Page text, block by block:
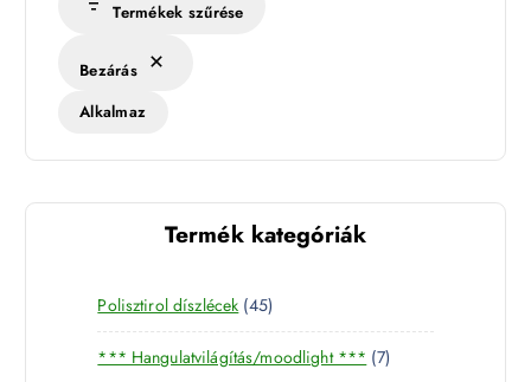
Termékek szűrése
Bezárás
Alkalmaz
Termék kategóriák
Polisztirol díszlécek 454
5
t
*** Hangulatvilágítás/moodlight *** 77